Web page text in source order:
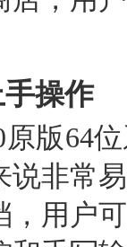
操作
64位
说非常
，用户